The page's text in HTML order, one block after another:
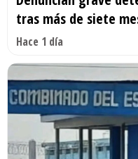
tras más de siete
Hace 1 día